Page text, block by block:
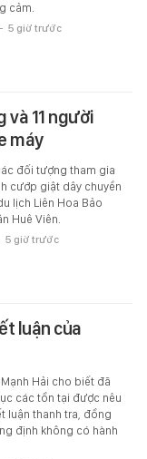
cảm.
- 5 giờ trước
và 11 người
máy
đối tượng tham gia
cướp giật dây chuyền
lịch Liên Hoa Bảo
Huê Viên.
5 giờ trước
luận của
Hải cho biết đã
các tồn tại được nêu
luận thanh tra, đồng
định không có hành